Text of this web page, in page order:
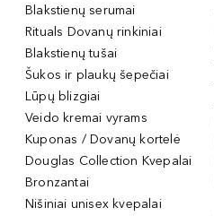
Blakstienų serumai
Rituals Dovanų rinkiniai
Blakstienų tušai
Šukos ir plaukų šepečiai
Lūpų blizgiai
Veido kremai vyrams
Kuponas / Dovanų kortelė
Douglas Collection Kvepalai
Bronzantai
Nišiniai unisex kvepalai